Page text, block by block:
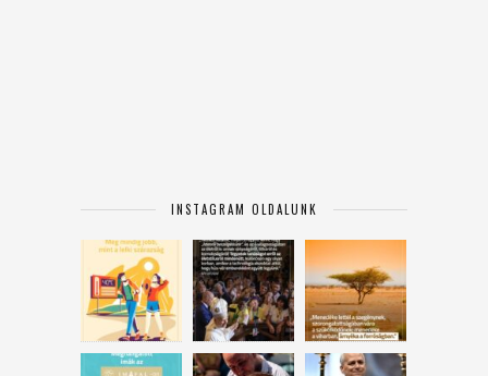
INSTAGRAM OLDALUNK